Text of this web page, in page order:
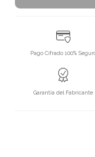
Pago Cifrado 100%
Garantía del Fabricante